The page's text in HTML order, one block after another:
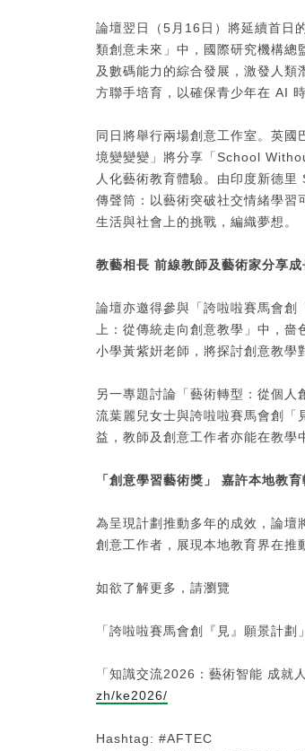
論壇翌日（5月16日）將延續首日
類創意未來」中，國際研究機構
及數碼能力的綜合發展，激發人類
方聯手培育，以確保青少年在 AI
同日將舉行兩場創意工作室。英
境變變變」將分享「School
人化藝術教育體驗。由印度新德
傳聲筒：以藝術突破社交情緒學習
生活與社會上的挑戰，編織夢想。
教藝相長 前線教師及藝術家分享成
論壇亦邀得參與「誇啦啦賽馬會創
上：從傳統走向創意教學」中，
小學黃紫姸老師，將探討創意教學
另一專題討論「藝術轉型：從個
流葉麗兒女士與誇啦啦賽馬會創「
益，教師及創意工作者亦能在教學
「創意學習藝術獎」 嘉許本地教育
為呈現計劃推動多年的成效，論壇
創意工作者，展現本地教育界在推
如欲了解更多，請瀏覽
「誇啦啦賽馬會創『見』願景計劃
「知識交流2026：藝術智能 成就
zh/ke2026/
Hashtag: #AFTEC